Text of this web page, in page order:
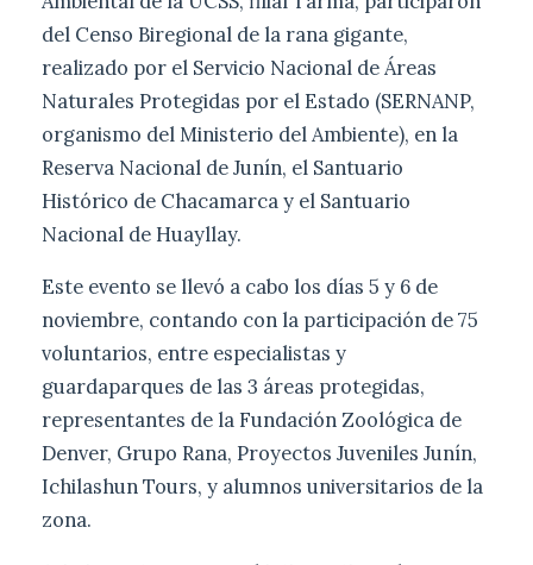
del Censo Biregional de la rana gigante,
realizado por el Servicio Nacional de Áreas
Naturales Protegidas por el Estado (SERNANP,
organismo del Ministerio del Ambiente), en la
Reserva Nacional de Junín, el Santuario
Histórico de Chacamarca y el Santuario
Nacional de Huayllay.
Este evento se llevó a cabo los días 5 y 6 de
noviembre, contando con la participación de 75
voluntarios, entre especialistas y
guardaparques de las 3 áreas protegidas,
representantes de la Fundación Zoológica de
Denver, Grupo Rana, Proyectos Juveniles Junín,
Ichilashun Tours, y alumnos universitarios de la
zona.